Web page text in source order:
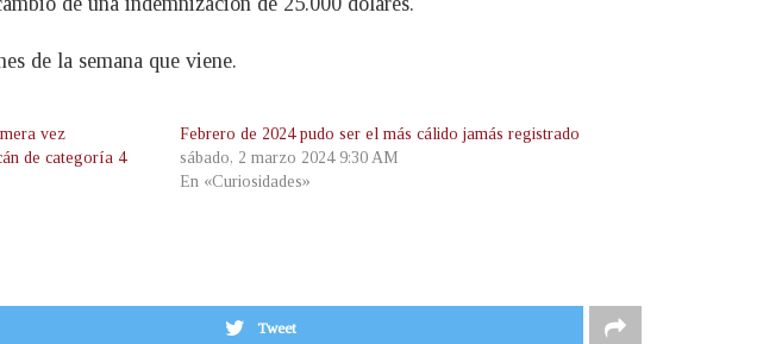
de la semana que viene.
vez
de categoría 4
Febrero de 2024 pudo ser el más cálido jamás registrado
sábado, 2 marzo 2024 9:30 AM
En «Curiosidades»
Tweet